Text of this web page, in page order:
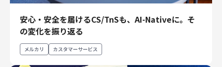
安心・安全を届けるCS/TnSも、AI-Nativeに。そ
の変化を振り返る
メルカリ カスタマーサービス